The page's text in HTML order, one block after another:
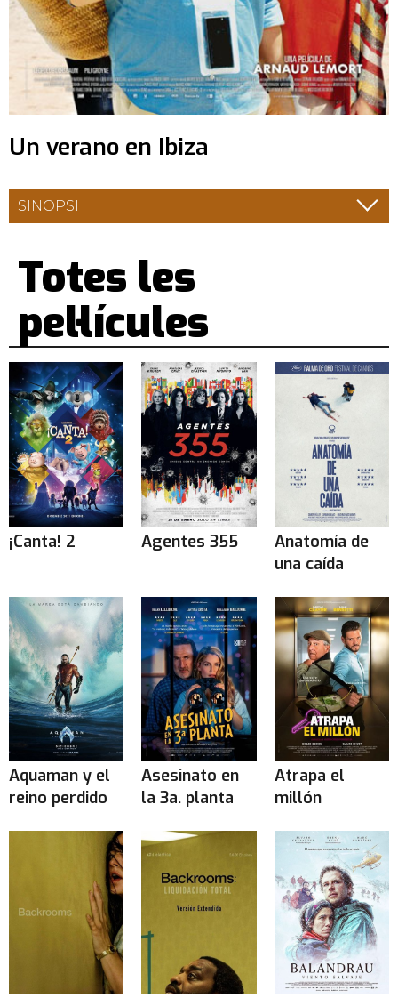
Un verano en Ibiza
SINOPSI
Totes les
pel·lícules
¡Canta! 2 Agentes 355
Anatomía de
una caída
Aquaman y el
reino perdido
Asesinato en
la 3a. planta
Atrapa el
millón